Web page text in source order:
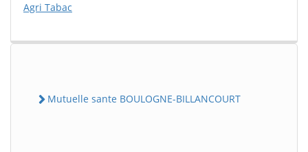
Agri Tabac
Mutuelle sante BOULOGNE-BILLANCOURT